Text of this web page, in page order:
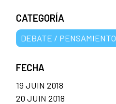
CATEGORÍA
DEBATE / PENSAMIENTO
FECHA
19 JUIN 2018
20 JUIN 2018